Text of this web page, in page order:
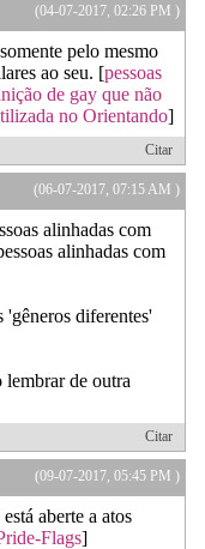
(04-07-2017, 02:26 PM )
pelo mesmo
ao seu. [pessoas
de gay que não
no Orientando]
Citar
(06-07-2017, 07:15 AM )
alinhadas com
alinhadas com
'gêneros diferentes'
de outra
Citar
(09-07-2017, 05:45 PM )
aberte a atos
Flags]